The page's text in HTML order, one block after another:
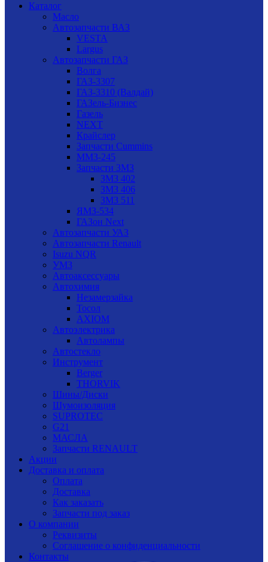
Каталог
Масло
Автозапчасти ВАЗ
VESTA
Largus
Автозапчасти ГАЗ
Волга
ГАЗ-3307
ГАЗ-3310 (Валдай)
ГАЗель-Бизнес
Газель
NEXT
Крайслер
Запчасти Cummins
ММЗ-245
Запчасти ЗМЗ
ЗМЗ 402
ЗМЗ 406
ЗМЗ 511
ЯМЗ-534
ГАЗон Next
Автозапчасти УАЗ
Автозапчасти Renault
Isuzu NQR
УМЗ
Автоаксессуары
Автохимия
Незамерзайка
Тосол
AXIOM
Автоэлектрика
Автолампы
Автостекло
Инструмент
Berger
THORVIK
Шины/Диски
Шумоизоляция
SUPROTEC
G21
МАСЛА
Запчасти RENAULT
Акции
Доставка и оплата
Оплата
Доставка
Как заказать
Запчасти под заказ
О компании
Реквизиты
Соглашение о конфиденциальности
Контакты